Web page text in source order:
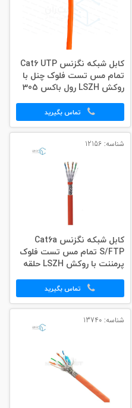
کابل شبکه نگزنس Cat6 UTP
تمام مس تست فلوک چنل با
روکش LSZH رول باکس 305
متری
تماس بگیرید
شناسه: 12156
کابل شبکه نگزنس Cat6a
S/FTP تمام مس تست فلوک
پرمننت با روکش LSZH حلقه
500 متری
تماس بگیرید
شناسه: 13740